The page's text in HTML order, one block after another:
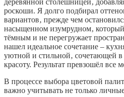
деревянной столешницей‚
роскоши. Я долго подбирал
вариантов‚ прежде чем
насыщенном изумрудном‚
тёмным и не перегружает
нашел идеальное сочетание –
уютной и стильной‚ сочетающей в
красоту. Результат превзошёл все
В процессе выбора цветовой
важно учитывать не только